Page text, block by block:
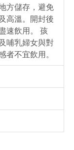
方儲存，避免
高溫。開封後
速飲用。 孩
哺乳婦女與對
者不宜飲用。